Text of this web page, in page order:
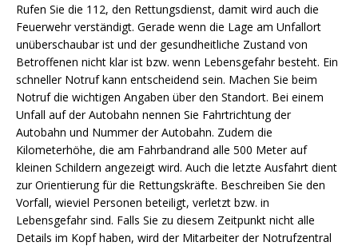
Rufen Sie die 112, den Rettungsdienst, damit wird auch die
Feuerwehr verständigt. Gerade wenn die Lage am Unfallort
unüberschaubar ist und der gesundheitliche Zustand von
Betroffenen nicht klar ist bzw. wenn Lebensgefahr besteht. Ein
schneller Notruf kann entscheidend sein. Machen Sie beim
Notruf die wichtigen Angaben über den Standort. Bei einem
Unfall auf der Autobahn nennen Sie Fahrtrichtung der
Autobahn und Nummer der Autobahn. Zudem die
Kilometerhöhe, die am Fahrbandrand alle 500 Meter auf
kleinen Schildern angezeigt wird. Auch die letzte Ausfahrt dient
zur Orientierung für die Rettungskräfte. Beschreiben Sie den
Vorfall, wieviel Personen beteiligt, verletzt bzw. in
Lebensgefahr sind. Falls Sie zu diesem Zeitpunkt nicht alle
Details im Kopf haben, wird der Mitarbeiter der Notrufzentral